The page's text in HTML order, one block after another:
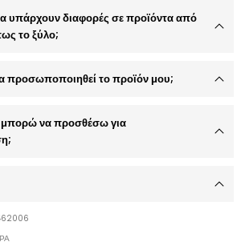
υπάρχουν διαφορές σε προϊόντα από
το ξύλο;
προσωποποιηθεί το προϊόν μου;
μπορώ να προσθέσω για